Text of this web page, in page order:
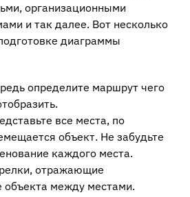
организационными
и так далее. Вот несколько
диаграммы
определите маршрут чего
все места, по
объект. Не забудьте
каждого места.
отражающие
между местами.